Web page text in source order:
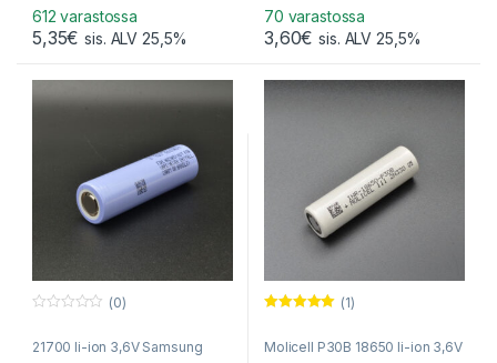
yli 30A! Nopea toimitus
Suomeen!
612 varastossa
5,35€ sis. ALV 25,5%
70 varastossa
3,60€ sis. ALV 25,5%
u
(0)
21700 li-ion 3,6V Samsung
5.00 / 5
(1)
Molicell P30B 18650 li-ion 3,6V